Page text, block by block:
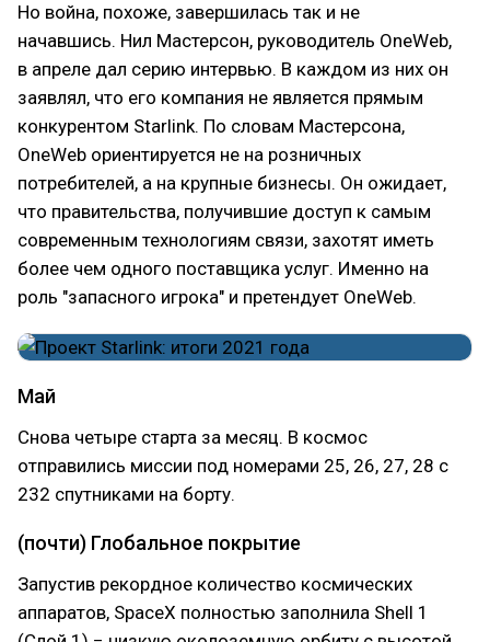
Но война, похоже, завершилась так и не
начавшись. Нил Мастерсон, руководитель OneWeb,
в апреле дал серию интервью. В каждом из них он
заявлял, что его компания не является прямым
конкурентом Starlink. По словам Мастерсона,
OneWeb ориентируется не на розничных
потребителей, а на крупные бизнесы. Он ожидает,
что правительства, получившие доступ к самым
современным технологиям связи, захотят иметь
более чем одного поставщика услуг. Именно на
роль "запасного игрока" и претендует OneWeb.
Май
Снова четыре старта за месяц. В космос
отправились миссии под номерами 25, 26, 27, 28 с
232 спутниками на борту.
(почти) Глобальное покрытие
Запустив рекордное количество космических
аппаратов, SpaceX полностью заполнила Shell 1